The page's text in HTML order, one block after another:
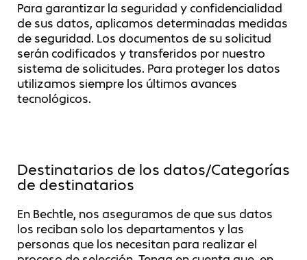
Para garantizar la seguridad y confidencialidad
de sus datos, aplicamos determinadas medidas
de seguridad. Los documentos de su solicitud
serán codificados y transferidos por nuestro
sistema de solicitudes. Para proteger los datos
utilizamos siempre los últimos avances
tecnológicos.
Destinatarios de los datos/Categorías
de destinatarios
En Bechtle, nos aseguramos de que sus datos
los reciban solo los departamentos y las
personas que los necesitan para realizar el